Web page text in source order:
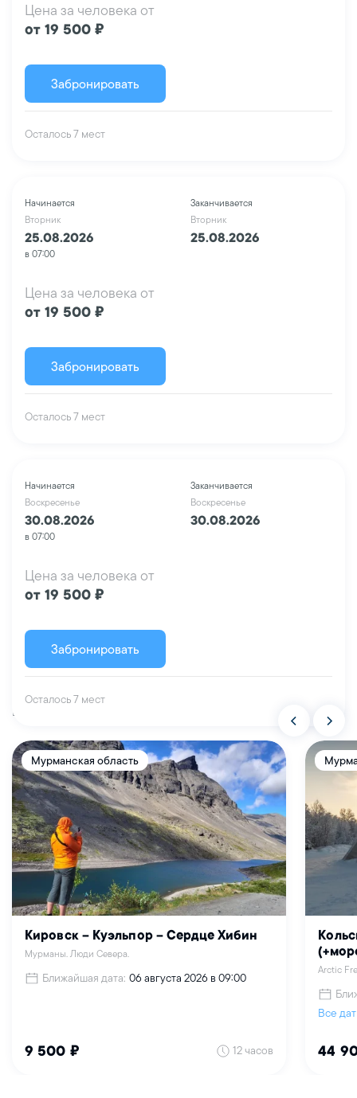
Цена за человека от
от 19 500 ₽
Забронировать
Осталось 7 мест
Начинается
Вторник
25.08.2026
в 07:00
Заканчивается
Вторник
25.08.2026
Цена за человека от
от 19 500 ₽
Забронировать
Осталось 7 мест
Начинается
Воскресенье
30.08.2026
в 07:00
Заканчивается
Воскресенье
30.08.2026
Цена за человека от
от 19 500 ₽
Забронировать
Осталось 7 мест
Похожие туры
Мурманская область
Кировск – Куэльпор – Сердце Хибин
Мурманы. Люди Севера.
Ближайшая дата: 06 августа 2026 в 09:00
9 500 ₽ 12 часов
Arctic
Все
44